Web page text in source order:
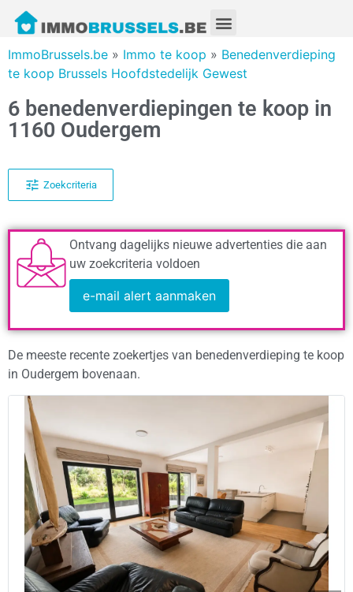
ImmoBrussels.be » Immo te koop » Benedenverdieping
te koop Brussels Hoofdstedelijk Gewest
6 benedenverdiepingen te koop in
1160 Oudergem
Zoekcriteria
Ontvang dagelijks nieuwe advertenties die aan
uw zoekcriteria voldoen
e-mail alert aanmaken
De meeste recente zoekertjes van benedenverdieping te koop
in Oudergem bovenaan.